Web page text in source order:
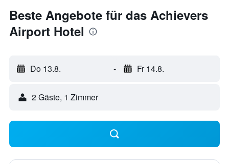
Beste Angebote für das Achievers
Airport Hotel
Do 13.8. - Fr 14.8.
2 Gäste, 1 Zimmer